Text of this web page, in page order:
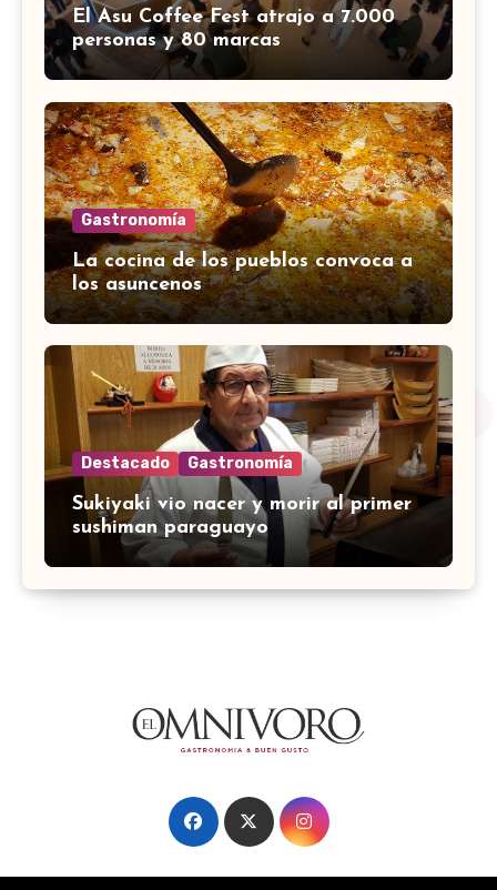
El Asu Coffee Fest atrajo a 7.000
personas y 80 marcas
Gastronomía
La cocina de los pueblos convoca a
los asuncenos
Destacado Gastronomía
Sukiyaki vio nacer y morir al primer
sushiman paraguayo